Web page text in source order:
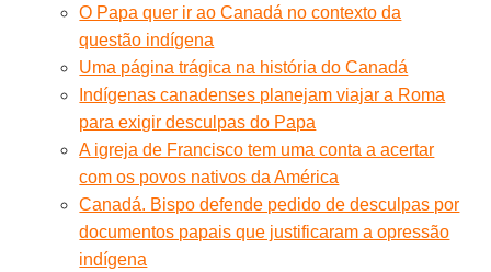
O Papa quer ir ao Canadá no contexto da
questão indígena
Uma página trágica na história do Canadá
Indígenas canadenses planejam viajar a Roma
para exigir desculpas do Papa
A igreja de Francisco tem uma conta a acertar
com os povos nativos da América
Canadá. Bispo defende pedido de desculpas por
documentos papais que justificaram a opressão
indígena